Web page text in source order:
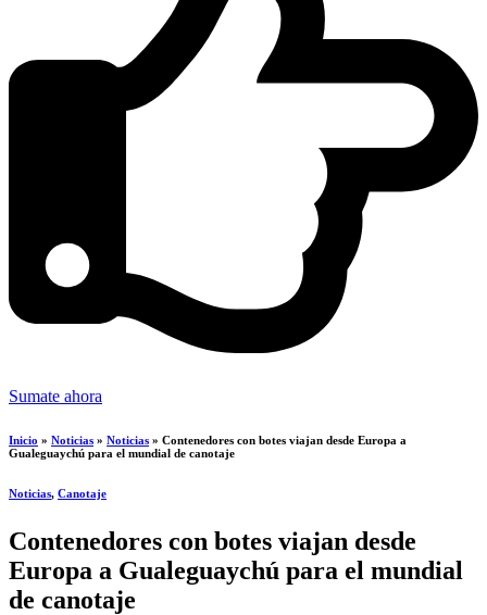
Sumate ahora
Inicio » Noticias » Noticias » Contenedores con botes viajan desde Europa a
Gualeguaychú para el mundial de canotaje
Noticias, Canotaje
Contenedores con botes viajan desde
Europa a Gualeguaychú para el mundial
de canotaje